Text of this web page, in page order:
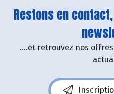
Restons en
....et retrouvez nos